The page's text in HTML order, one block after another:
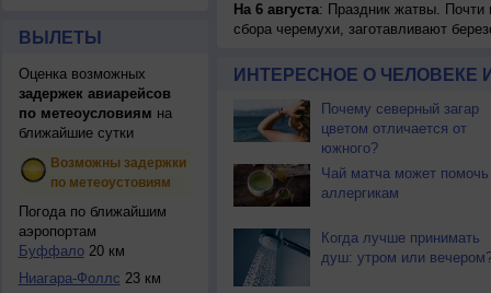
ВЫЛЕТЫ
Оценка возможных
задержек авиарейсов
по метеоусловиям на
ближайшие сутки
Возможны задержки
по метеоустовиям
Погода по ближайшим
аэропортам
Буффало20 км
Ниагара-Фоллс 23 км
На 6 августа: Праздник жатвы. Почти
сбора черемухи, заготавливают
ИНТЕРЕСНОЕ О ЧЕЛОВЕКЕ
Почему северный загар
цветом отличается от
южного?
Чай матча может помочь
аллергикам
Когда лучше принимать
душ: утром или